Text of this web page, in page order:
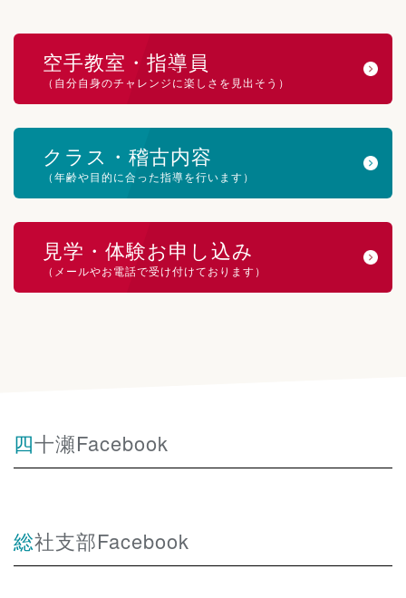
空手教室・指導員
（自分自身のチャレンジに楽しさを見出そう）
クラス・稽古内容
（年齢や目的に合った指導を行います）
見学・体験お申し込み
（メールやお電話で受け付けております）
四十瀬Facebook
総社支部Facebook